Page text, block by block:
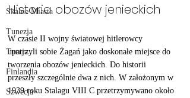
Skalne Miasta
Tunezja
Turcja
Finlandia
Szwecja
Historia obozów jenieckich
W czasie II wojny światowej hitlerowcy
upatrzyli sobie Żagań jako doskonałe miejsce do
tworzenia obozów jenieckich. Do historii
przeszły szczególnie dwa z nich. W założonym w
1939 roku Stalagu VIII C przetrzymywano około